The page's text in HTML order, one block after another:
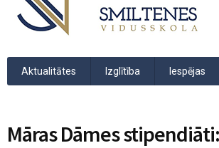
Aktualitātes Izglītība Iespējas
Māras Dāmes